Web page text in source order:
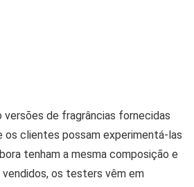
de fragrâncias fornecidas
os clientes possam experimentá-las
tenham a mesma composição e
os testers vêm em